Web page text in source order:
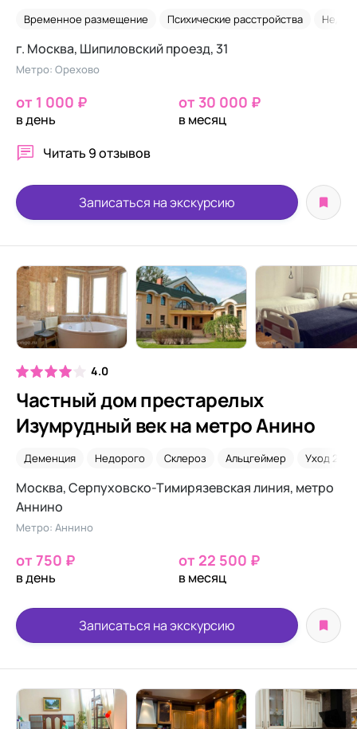
Временное размещение Психические расстройства
г. Москва, Шипиловский проезд, 31
Метро: Орехово
от 1 000 ₽
в день
от 30 000 ₽
в месяц
Читать 9 отзывов
Записаться на экскурсию
4.0
Частный дом престарелых
Изумрудный век на метро Анино
Деменция Недорого Склероз Альцгеймер Уход 24/7
Москва, Серпуховско-Тимирязевская линия, метро
Аннино
Метро: Аннино
от 750 ₽
в день
от 22 500 ₽
в месяц
Записаться на экскурсию